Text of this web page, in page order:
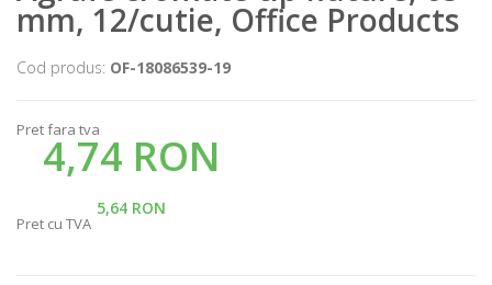
mm, 12/cutie, Office Products
Cod produs: OF-18086539-19
Pret fara tva
4,74 RON
5,64 RON
Pret cu TVA